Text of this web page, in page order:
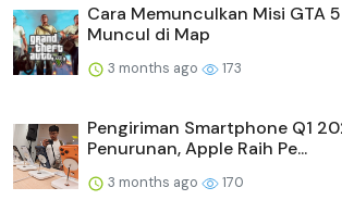
Cara Memunculkan Misi GTA
Muncul di Map
3 months ago 173
Pengiriman Smartphone Q1
Penurunan, Apple Raih Pe...
3 months ago 170